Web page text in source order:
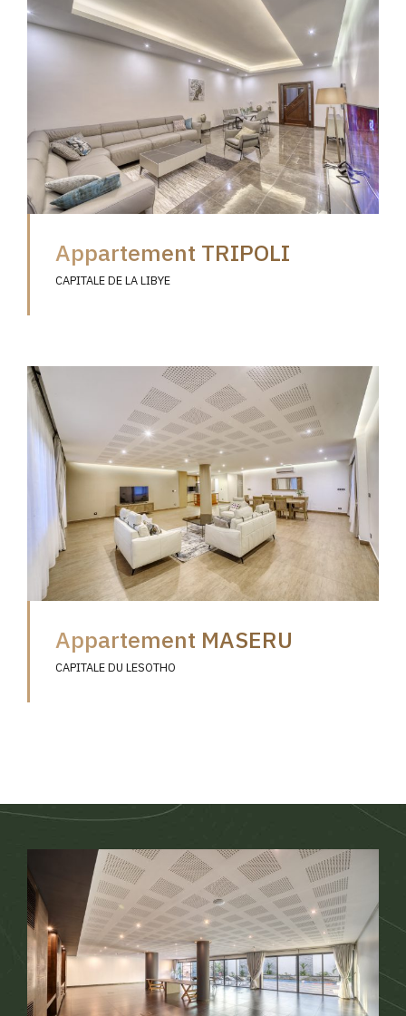
Appartement TRIPOLI
CAPITALE DE LA LIBYE
Appartement MASERU
CAPITALE DU LESOTHO